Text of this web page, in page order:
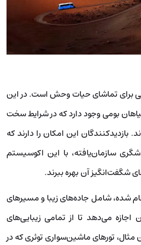
برای تماشای حیات وحش است. در این
بومی وجود دارد که در شرایط سخت
بازدیدکنندگان این امکان را دارند که
سازمان‌یافته، با این اکوسیستم
شگفت‌انگیز آن بهره ببرند.
شده، شامل جاده‌های زیبا و مسیرهای
اجازه می‌دهد تا از تمامی زیبایی‌های
تورهای ماشین‌سواری توئری که در